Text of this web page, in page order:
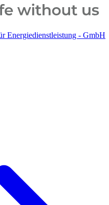
Energiedienstleistung - GmbH